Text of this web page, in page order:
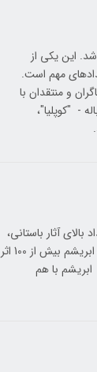
نام علیشیر نوایی در ژوئن 1939 تاسیس شد. این یکی از
مهم است.
در میان تماشاگران و منتقدان با
- "کوپلیا"،
آثار باستانی،
تاریخی و فرهنگی آن است که در این سفر دیده می‌شود. در سفر گروهی و فرهنگی جاده ابریشم بیش از 100 اثر
با هم